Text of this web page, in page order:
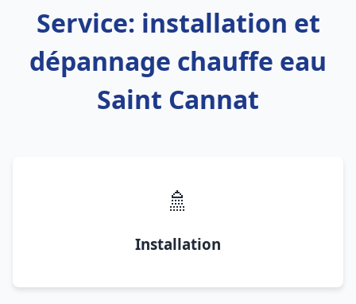
Service: installation et
dépannage chauffe eau
Saint Cannat
🚿
Installation